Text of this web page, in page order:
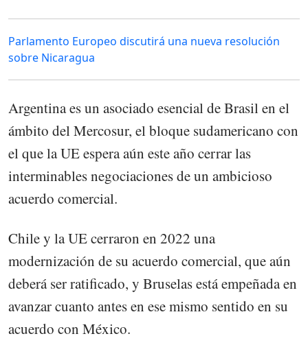
Parlamento Europeo discutirá una nueva resolución
sobre Nicaragua
Argentina es un asociado esencial de Brasil en el
ámbito del Mercosur, el bloque sudamericano con
el que la UE espera aún este año cerrar las
interminables negociaciones de un ambicioso
acuerdo comercial.
Chile y la UE cerraron en 2022 una
modernización de su acuerdo comercial, que aún
deberá ser ratificado, y Bruselas está empeñada en
avanzar cuanto antes en ese mismo sentido en su
acuerdo con México.